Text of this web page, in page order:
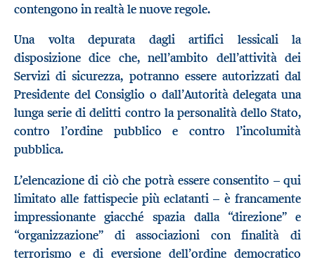
contengono in realtà le nuove regole.
Una volta depurata dagli artifici lessicali la
disposizione dice che, nell’ambito dell’attività dei
Servizi di sicurezza, potranno essere autorizzati dal
Presidente del Consiglio o dall’Autorità delegata una
lunga serie di delitti contro la personalità dello Stato,
contro l’ordine pubblico e contro l’incolumità
pubblica.
L’elencazione di ciò che potrà essere consentito – qui
limitato alle fattispecie più eclatanti – è francamente
impressionante giacché spazia dalla “direzione” e
“organizzazione” di associazioni con finalità di
terrorismo e di eversione dell’ordine democratico